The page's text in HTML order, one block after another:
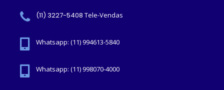
(11) 3227-5408 Tele-Vendas
Whatsapp: (11) 994613-5840
Whatsapp: (11) 998070-4000